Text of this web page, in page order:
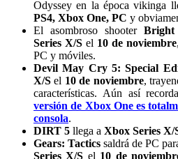
Odyssey en la época vikinga
PS4, Xbox One, PC y
El asombroso shooter
Series X/S el 10 de noviembre
PC y móviles.
Devil May Cry 5: Special
X/S el 10 de noviembre,
características. Aún así
versión de Xbox One es
consola.
DIRT 5 llega a Xbox Series X/
Gears: Tactics saldrá de PC
Series X/S el 10 de